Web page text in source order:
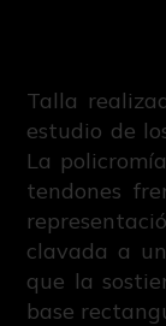
Talla
estudio de
La
tendones
clavada a
que la
base